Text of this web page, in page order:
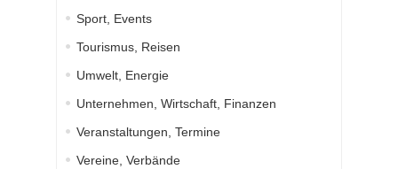
Sport, Events
Tourismus, Reisen
Umwelt, Energie
Unternehmen, Wirtschaft, Finanzen
Veranstaltungen, Termine
Vereine, Verbände